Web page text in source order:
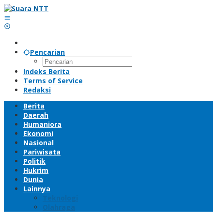
Lewati
ke
konten
Pencarian
Indeks Berita
Terms of Service
Redaksi
Berita
Daerah
Humaniora
Ekonomi
Nasional
Pariwisata
Politik
Hukrim
Dunia
Lainnya
Teknologi
Olahraga